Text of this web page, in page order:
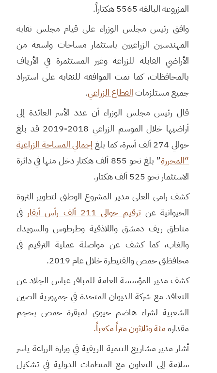
المزروعة البالغة 5565 هكتاراً.
وافق رئيس مجلس الوزراء على قيام مجلس نقابة
المهندسين الزراعيين باستثمار مساحات واسعة من
الأراضي القابلة للزراعة وغير المستثمرة في الأرياف
بالمحافظات، كما تمت الموافقة للنقابة على استيراد
جميع مستلزماتالقطاع الزراعي.
قال رئيس مجلس الوزراء أن عدد الأسر العائدة إلى
أراضيها خلال الموسم الزراعي 2018-2019 قد بلغ
حوالي 274 ألف أسرة، كما بلغ
إجمالي المساحة الزراعية
“المحررة
” بلغ نحو 855 ألف هكتار دخل منها في دائرة
الاستثمار نحو 525 ألف هكتار.
كشف رامي العلي مدير المشروع الوطني لتطوير الثروة
الحيوانية عنترقيم حوالي 211 ألف رأس أبقار
في
مناطق ريف دمشق واللاذقية وطرطوس والسويداء
والغاب، كما كشف عن مواصلة عملية الترقيم في
محافظتي حمص والقنيطرة خلال عام 2019.
كشف مدير المؤسسة العامة للمباقر عباس الجلاد عن
التعاقد مع شركة الديوان المتحدة في جمهورية الصين
الشعبية لشراء هاضم حيوي لمبقرة حمص بحجم
مقدارهمئة وثلاثون متراً مكعباً.
أشار مدير مشاريع التنمية الريفية في وزارة الزراعة ياسر
سلامة إلى التعاون مع المنظمات الدولية في تشكيل